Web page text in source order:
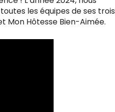
les équipes de ses trois
Mon Hôtesse Bien-Aimée.